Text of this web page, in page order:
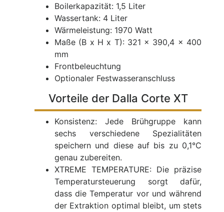
Boilerkapazität: 1,5 Liter
Wassertank: 4 Liter
Wärmeleistung: 1970 Watt
Maße (B x H x T): 321 x 390,4 x 400
mm
Frontbeleuchtung
Optionaler Festwasseranschluss
Vorteile der Dalla Corte XT
Konsistenz: Jede Brühgruppe kann
sechs verschiedene Spezialitäten
speichern und diese auf bis zu 0,1°C
genau zubereiten.
XTREME TEMPERATURE: Die präzise
Temperatursteuerung sorgt dafür,
dass die Temperatur vor und während
der Extraktion optimal bleibt, um stets